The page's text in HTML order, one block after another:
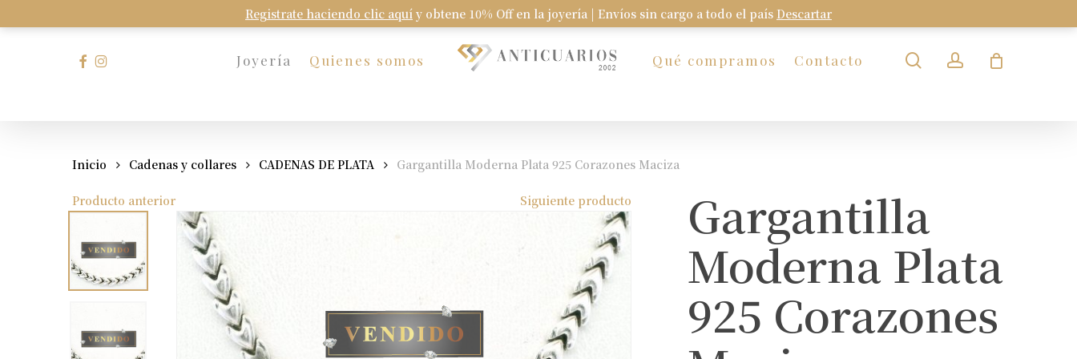
Registrate haciendo clic aquí y obtene 10% Off en la joyería | Envíos sin cargo a todo el país Descartar
to
Joyería Quienes somos Qué compramos Contacto
facebook
instagram searchaccount
Inicio Cadenas y collares CADENAS DE PLATA Gargantilla Moderna Plata 925 Corazones Maciza
Producto anterior Siguiente producto
Gargantilla
Moderna Plata
925 Corazones